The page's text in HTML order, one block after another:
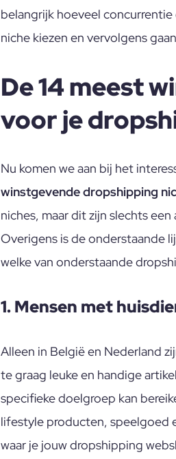
belangrijk hoeveel
niche kiezen en vervolgens
De 14 meest
voor je
Nu komen we aan bij het
winstgevende dropshipping
niches, maar dit zijn slechts
Overigens is de onderstaande
welke van onderstaande
1. Mensen met
Alleen in België en Nederland
te graag leuke en handige
specifieke doelgroep kan
lifestyle producten, speelgoed
waar je jouw dropshipping